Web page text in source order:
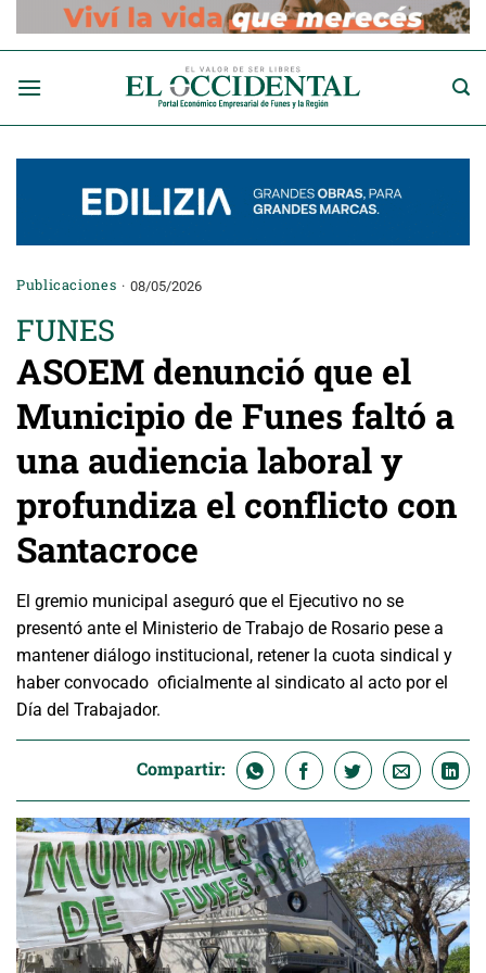
Publicaciones 08/05/2026
FUNES
ASOEM denunció que el
Municipio de Funes faltó a
una audiencia laboral y
profundiza el conflicto con
Santacroce
El gremio municipal aseguró que el Ejecutivo no se
presentó ante el Ministerio de Trabajo de Rosario pese a
mantener diálogo institucional, retener la cuota sindical y
haber convocado oficialmente al sindicato al acto por el
Día del Trabajador.
Compartir: